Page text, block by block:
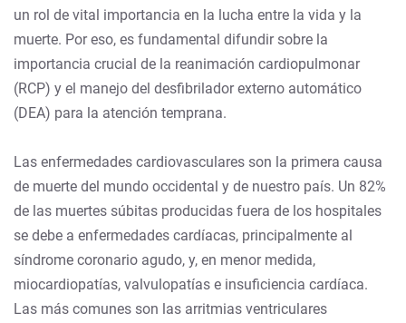
un rol de vital importancia en la lucha entre la vida y la
muerte. Por eso, es fundamental difundir sobre la
importancia crucial de la reanimación cardiopulmonar
(RCP) y el manejo del desfibrilador externo automático
(DEA) para la atención temprana.
Las enfermedades cardiovasculares son la primera causa
de muerte del mundo occidental y de nuestro país. Un 82%
de las muertes súbitas producidas fuera de los hospitales
se debe a enfermedades cardíacas, principalmente al
síndrome coronario agudo, y, en menor medida,
miocardiopatías, valvulopatías e insuficiencia cardíaca.
Las más comunes son las arritmias ventriculares